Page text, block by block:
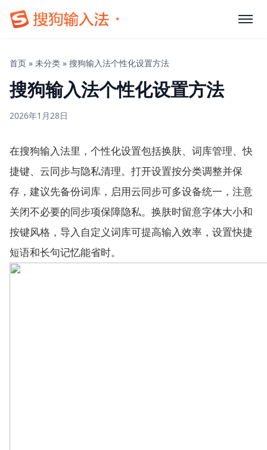
首页 » 未分类 » 搜狗输入法个性化设置方法
搜狗输入法个性化设置方法
2026年1月28日
在搜狗输入法里，个性化设置包括换肤、词库管理、快
捷键、云同步与隐私清理。打开设置按分类调整并保
存，建议先备份词库，启用云同步可多设备统一，注意
关闭不必要的同步项保障隐私。换肤时留意字体大小和
按键风格，导入自定义词库可提高输入效率，设置快捷
短语和长句记忆能省时。